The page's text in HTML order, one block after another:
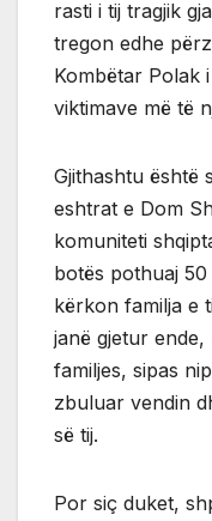
rasti i tij tragjik
tregon edhe
Kombëtar Polak
viktimave më të
Gjithashtu është
eshtrat e Dom
komuniteti
botës pothuaj
kërkon familja e
janë gjetur
familjes, sipas
zbuluar vendin
së tij.
Por siç duket,